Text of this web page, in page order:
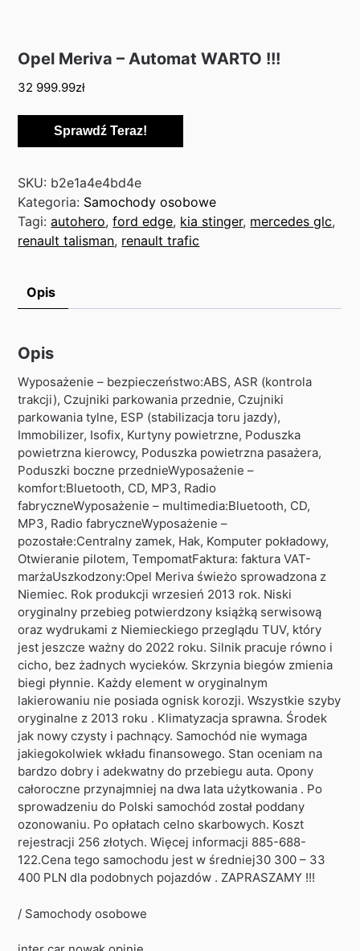
Opel Meriva – Automat WARTO !!!
32 999.99zł
Sprawdź Teraz!
SKU: b2e1a4e4bd4e
Kategoria: Samochody osobowe
Tagi:autohero,ford edge, kia stinger, mercedes glc,
renault talisman, renault trafic
Opis
Opis
Wyposażenie – bezpieczeństwo:ABS, ASR (kontrola
trakcji), Czujniki parkowania przednie, Czujniki
parkowania tylne, ESP (stabilizacja toru jazdy),
Immobilizer, Isofix, Kurtyny powietrzne, Poduszka
powietrzna kierowcy, Poduszka powietrzna pasażera,
Poduszki boczne przednieWyposażenie –
komfort:Bluetooth, CD, MP3, Radio
fabryczneWyposażenie – multimedia:Bluetooth, CD,
MP3, Radio fabryczneWyposażenie –
pozostałe:Centralny zamek, Hak, Komputer pokładowy,
Otwieranie pilotem, TempomatFaktura: faktura VAT-
marżaUszkodzony:Opel Meriva świeżo sprowadzona z
Niemiec. Rok produkcji wrzesień 2013 rok. Niski
oryginalny przebieg potwierdzony książką serwisową
oraz wydrukami z Niemieckiego przeglądu TUV, który
jest jeszcze ważny do 2022 roku. Silnik pracuje równo i
cicho, bez żadnych wycieków. Skrzynia biegów zmienia
biegi płynnie. Każdy element w oryginalnym
lakierowaniu nie posiada ognisk korozji. Wszystkie szyby
oryginalne z 2013 roku . Klimatyzacja sprawna. Środek
jak nowy czysty i pachnący. Samochód nie wymaga
jakiegokolwiek wkładu finansowego. Stan oceniam na
bardzo dobry i adekwatny do przebiegu auta. Opony
całoroczne przynajmniej na dwa lata użytkowania . Po
sprowadzeniu do Polski samochód został poddany
ozonowaniu. Po opłatach celno skarbowych. Koszt
rejestracji 256 złotych. Więcej informacji 885-688-
122.Cena tego samochodu jest w średniej30 300 – 33
400 PLN dla podobnych pojazdów . ZAPRASZAMY !!!
/ Samochody osobowe